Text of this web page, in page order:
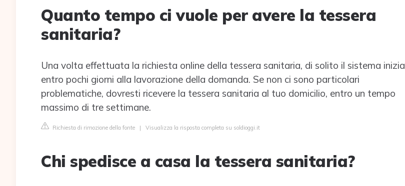
Quanto tempo ci vuole per avere la tessera
sanitaria?
Una volta effettuata la richiesta online della tessera sanitaria, di solito il sistema inizia
entro pochi giorni alla lavorazione della domanda. Se non ci sono particolari
problematiche, dovresti ricevere la tessera sanitaria al tuo domicilio, entro un tempo
massimo di tre settimane.
Richiesta di rimozione della fonte | Visualizza la risposta completa su soldioggi.it
Chi spedisce a casa la tessera sanitaria?